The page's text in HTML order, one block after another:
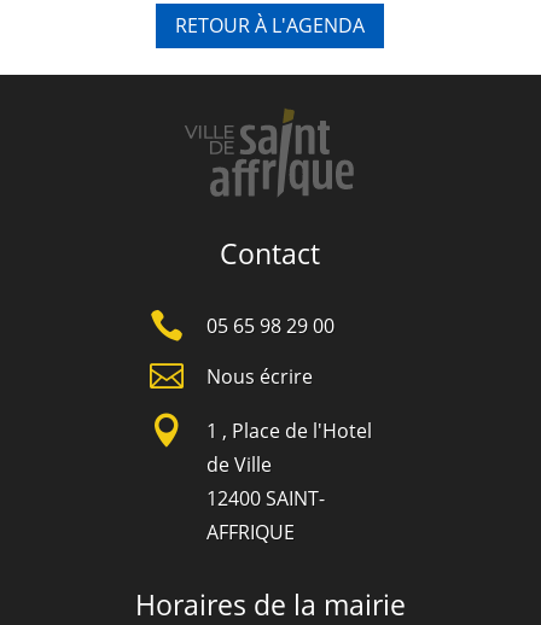
RETOUR À L'AGENDA
Contact
 05 65 98 29 00
 Nous écrire

1 , Place de l'Hotel
de Ville
12400 SAINT-
AFFRIQUE
Horaires de la mairie